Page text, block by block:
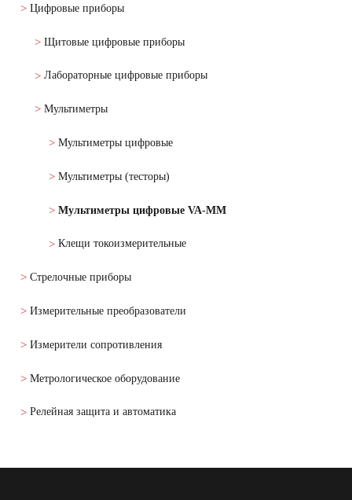
Цифровые приборы
Щитовые цифровые приборы
Лабораторные цифровые приборы
Мультиметры
Мультиметры цифровые
Мультиметры (тесторы)
Мультиметры цифровые VA-MM
Клещи токоизмерительные
Стрелочные приборы
Измерительные преобразователи
Измерители сопротивления
Метрологическое оборудование
Релейная защита и автоматика